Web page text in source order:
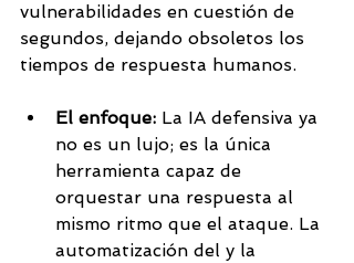
vulnerabilidades en cuestión de
segundos, dejando obsoletos los
tiempos de respuesta humanos.
El enfoque: La IA defensiva ya
no es un lujo; es la única
herramienta capaz de
orquestar una respuesta al
mismo ritmo que el ataque. La
automatización del y la